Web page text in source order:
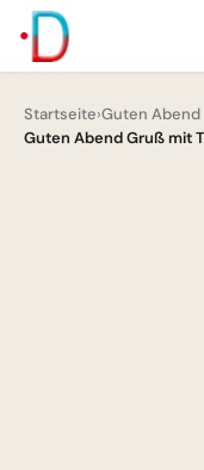
Startseite›Guten Abend
Guten Abend Gruß mit